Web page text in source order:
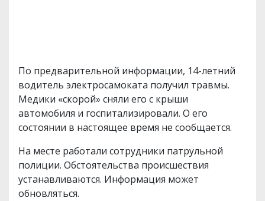
По предварительной информации, 14-летний
водитель электросамоката получил травмы.
Медики «скорой» сняли его с крыши
автомобиля и госпитализировали. О его
состоянии в настоящее время не сообщается.
На месте работали сотрудники патрульной
полиции. Обстоятельства происшествия
устанавливаются. Информация может
обновляться.